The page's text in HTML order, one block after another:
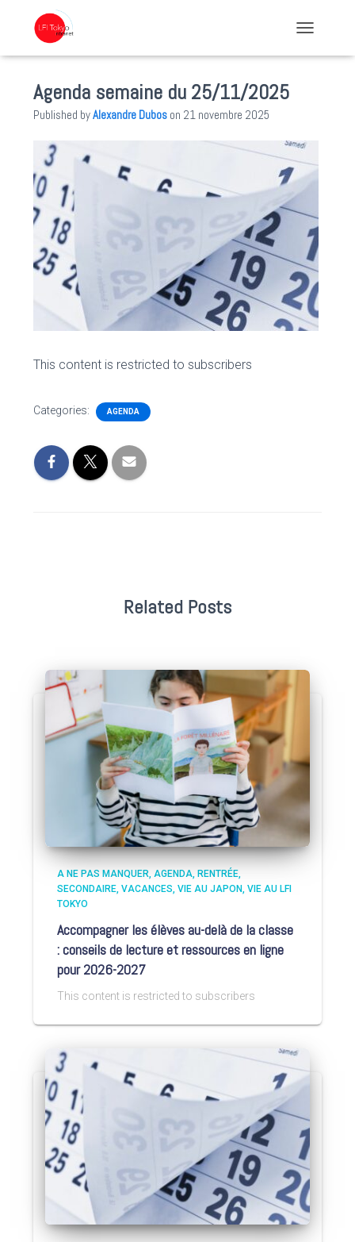
Agenda semaine du 25/11/2025
Published byAlexandre Dubos on 21 novembre 2025
This content is restricted to subscribers
Categories: AGENDA
Related Posts
A NE PAS MANQUER AGENDA RENTRÉE
SECONDAIRE VACANCES VIE AU JAPON VIE AU LFI
TOKYO
Accompagner les élèves au-delà de la classe
: conseils de lecture et ressources en ligne
pour 2026-2027
This content is restricted to subscribers